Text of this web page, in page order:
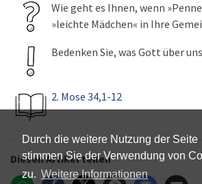
Durch die weitere Nutzung der Seite
stimmen Sie der Verwendung von
zu. Weitere Informationen
Wie geht es Ihnen, wenn
»leichte Mädchen« in Ihre
Bedenken Sie, was Gott über
2. Mose 34,1-12
Diesen Artikel teilen